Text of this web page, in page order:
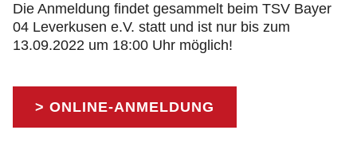
Die Anmeldung findet gesammelt beim TSV Bayer
04 Leverkusen e.V. statt und ist nur bis zum
13.09.2022 um 18:00 Uhr möglich!
> ONLINE-ANMELDUNG